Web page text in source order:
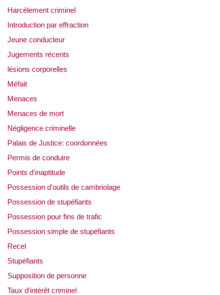
Harcèlement criminel
Introduction par effraction
Jeune conducteur
Jugements récents
lésions corporelles
Méfait
Menaces
Menaces de mort
Négligence criminelle
Palais de Justice: coordonnées
Permis de conduire
Points d'inaptitude
Possession d'outils de cambriolage
Possession de stupéfiants
Possession pour fins de trafic
Possession simple de stupéfiants
Recel
Stupéfiants
Supposition de personne
Taux d'intérêt criminel